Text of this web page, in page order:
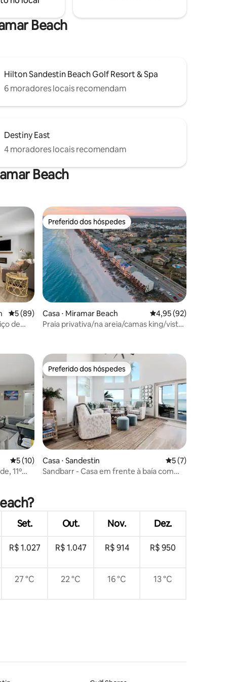
Beach
Hilton Sandestin Beach Golf Resort & Spa
6 moradores locais recomendam
Destiny East
4 moradores locais recomendam
Beach
hóspedes
5 de uma avaliação média de 5, 89 avaliações
5 (89)
de
Preferido dos hóspedes
Preferido dos hóspedes
Casa ⋅ Miramar Beach 4,95 de uma
4,95 (92)
Praia privativa/na areia/camas king/vista
5 de uma avaliação média de 5, 10 avaliações
5 (10)
11º
Preferido dos hóspedes
Preferido dos hóspedes
Casa ⋅ Sandestin 5 de uma
5 (7)
Sandbarr - Casa em frente à baía com
Set. Out. Nov. Dez.
R$ 1.027 R$ 1.047 R$ 914 R$ 950
27 °C 22 °C 16 °C 13 °C